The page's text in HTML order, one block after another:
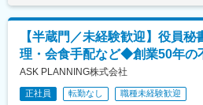
■働き方：
・土日祝休み、年間休日128日
・残業月平均20時間
・水曜日はノー残業デー
休みと仕事のメリハリを付け、一
【半蔵門／未経験歓迎】役員
理・会食手配など◆創業50年の
ASK PLANNING株式会社
正社員 転勤なし 職種未経験歓迎